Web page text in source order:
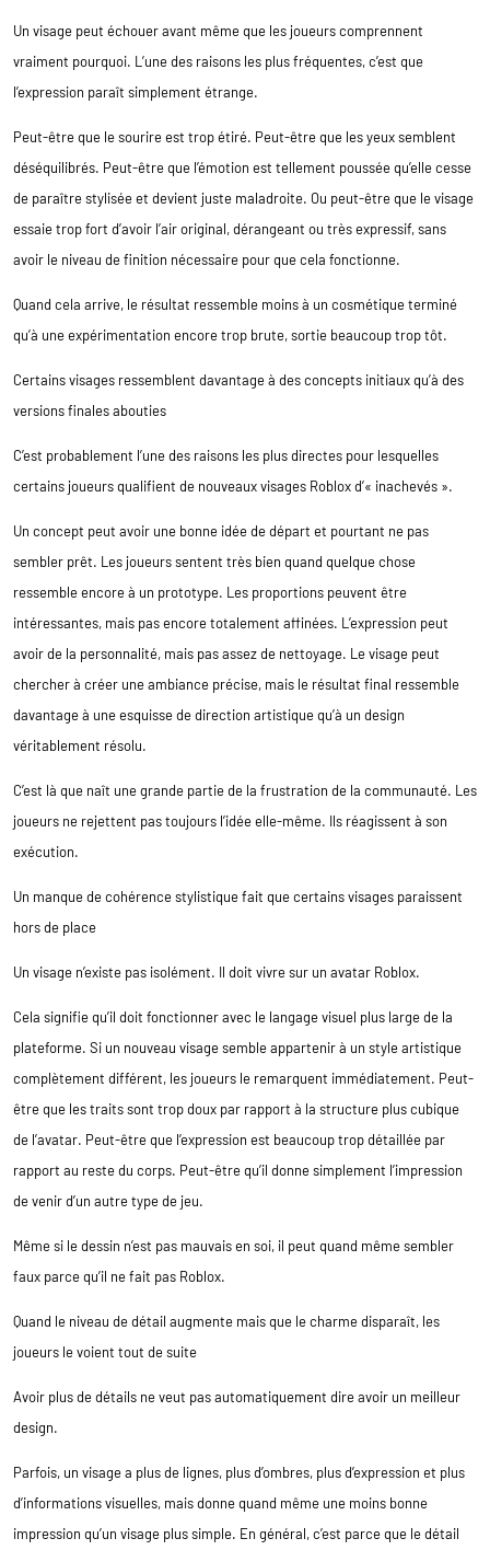
Un visage peut échouer avant même que les joueurs comprennent
vraiment pourquoi. L’une des raisons les plus fréquentes, c’est que
l’expression paraît simplement étrange.
Peut-être que le sourire est trop étiré. Peut-être que les yeux semblent
déséquilibrés. Peut-être que l’émotion est tellement poussée qu’elle cesse
de paraître stylisée et devient juste maladroite. Ou peut-être que le visage
essaie trop fort d’avoir l’air original, dérangeant ou très expressif, sans
avoir le niveau de finition nécessaire pour que cela fonctionne.
Quand cela arrive, le résultat ressemble moins à un cosmétique terminé
qu’à une expérimentation encore trop brute, sortie beaucoup trop tôt.
Certains visages ressemblent davantage à des concepts initiaux qu’à des
versions finales abouties
C’est probablement l’une des raisons les plus directes pour lesquelles
certains joueurs qualifient de nouveaux visages Roblox d’« inachevés ».
Un concept peut avoir une bonne idée de départ et pourtant ne pas
sembler prêt. Les joueurs sentent très bien quand quelque chose
ressemble encore à un prototype. Les proportions peuvent être
intéressantes, mais pas encore totalement affinées. L’expression peut
avoir de la personnalité, mais pas assez de nettoyage. Le visage peut
chercher à créer une ambiance précise, mais le résultat final ressemble
davantage à une esquisse de direction artistique qu’à un design
véritablement résolu.
C’est là que naît une grande partie de la frustration de la communauté. Les
joueurs ne rejettent pas toujours l’idée elle-même. Ils réagissent à son
exécution.
Un manque de cohérence stylistique fait que certains visages paraissent
hors de place
Un visage n’existe pas isolément. Il doit vivre sur un avatar Roblox.
Cela signifie qu’il doit fonctionner avec le langage visuel plus large de la
plateforme. Si un nouveau visage semble appartenir à un style artistique
complètement différent, les joueurs le remarquent immédiatement. Peut-
être que les traits sont trop doux par rapport à la structure plus cubique
de l’avatar. Peut-être que l’expression est beaucoup trop détaillée par
rapport au reste du corps. Peut-être qu’il donne simplement l’impression
de venir d’un autre type de jeu.
Même si le dessin n’est pas mauvais en soi, il peut quand même sembler
faux parce qu’il ne fait pas Roblox.
Quand le niveau de détail augmente mais que le charme disparaît, les
joueurs le voient tout de suite
Avoir plus de détails ne veut pas automatiquement dire avoir un meilleur
design.
Parfois, un visage a plus de lignes, plus d’ombres, plus d’expression et plus
d’informations visuelles, mais donne quand même une moins bonne
impression qu’un visage plus simple. En général, c’est parce que le détail